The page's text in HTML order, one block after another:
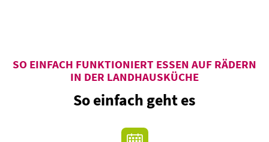
So einfach geht es
SO EINFACH FUNKTIONIERT ESSEN AUF RÄDERN
IN DER LANDHAUSKÜCHE